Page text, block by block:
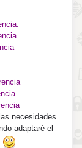
necesidades
adaptaré el